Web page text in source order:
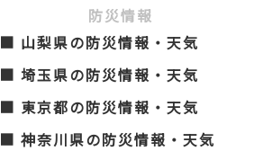
防災情報
■ 山梨県の防災情報・天気
■ 埼玉県の防災情報・天気
■ 東京都の防災情報・天気
■ 神奈川県の防災情報・天気